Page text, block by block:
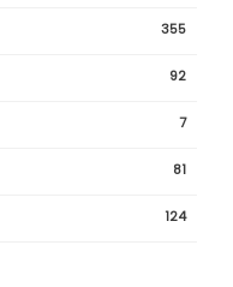
355
92
7
81
124